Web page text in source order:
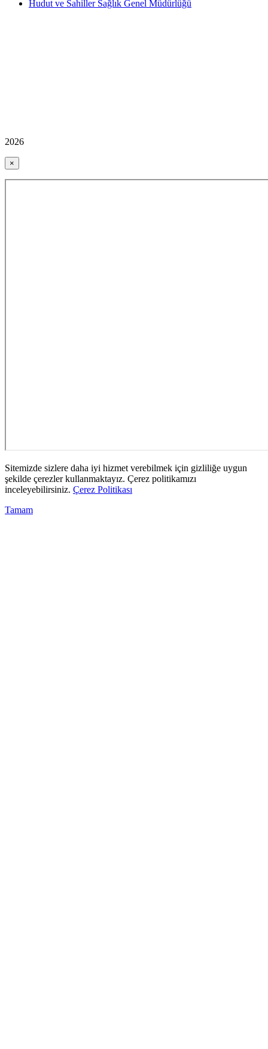
Hudut ve Sahiller Sağlık Genel Müdürlüğü
2026
×
Sitemizde sizlere daha iyi hizmet verebilmek için gizliliğe uygun
şekilde çerezler kullanmaktayız. Çerez politikamızı
inceleyebilirsiniz. Çerez Politikası
Tamam